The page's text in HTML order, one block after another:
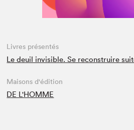
Livres présentés
Le deuil invisible. Se reconstruire
Maisons d'édition
DE L'HOMME